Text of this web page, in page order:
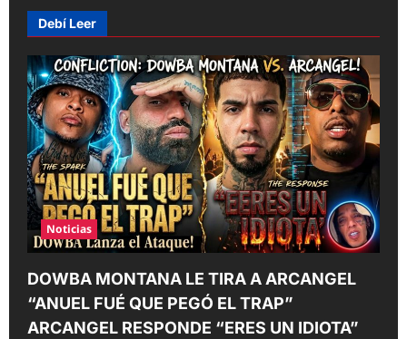
i
g
a
t
i
o
n
Debí Leer
Noticias
DOWBA MONTANA LE TIRA A ARCANGEL
“ANUEL FUÉ QUE PEGÓ EL TRAP”
ARCANGEL RESPONDE “ERES UN IDIOTA”